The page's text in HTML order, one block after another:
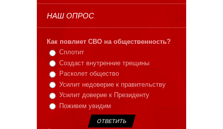
НАШ ОПРОС
Как повлиет СВО на общественность?
Сплотит
Создаст внутренние трещины
Расколет общество
Усилит недоверие к правительству
Усилит доверие к Президенту
Поживем увидим